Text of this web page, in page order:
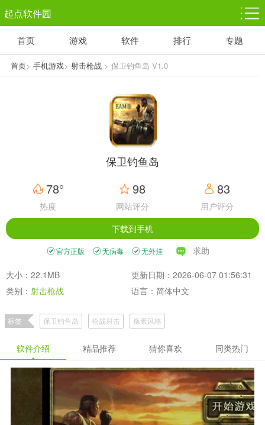
起点软件园
塔防游戏
1千+款游戏
休闲益智
1万+款游戏
体育竞技
5百+款游戏
赛车竞速
3百+款游戏
首页 游戏 软件 排行 专题
首页> 手机游戏> 射击枪战> 保卫钓鱼岛 V1.0
保卫钓鱼岛
78°
热度
98
网站评分
83
用户评分
下载到手机
官方正版 无病毒 无外挂 求助
大小：22.1MB
更新日期：2026-06-07 01:56:31
类别： 射击枪战 语言：简体中文
标签 保卫钓鱼岛 枪战射击 像素风格
软件介绍 精品推荐 猜你喜欢 同类热门